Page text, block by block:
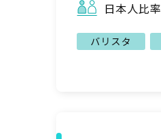
日本人比率
バリスタ